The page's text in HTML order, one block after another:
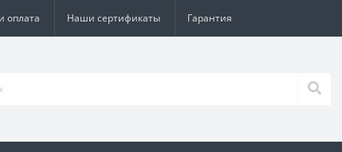
оплата Наши сертификаты Гарантия